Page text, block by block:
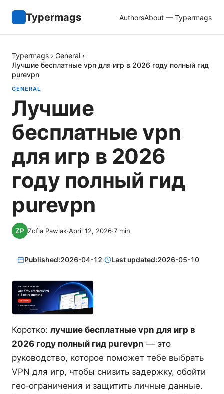
Typermags AuthorsAbout — Typermags
Typermags › General ›
Лучшие бесплатные vpn для игр в 2026 году полный гид
purevpn
GENERAL
Лучшие
бесплатные vpn
для игр в 2026
году полный гид
purevpn
Zofia Pawlak·April 12, 2026·7 min
Published:2026-04-12· Last updated:2026-05-10
Коротко: лучшие бесплатные vpn для игр в
2026 году полный гид purevpn — это
руководство, которое поможет тебе выбрать
VPN для игр, чтобы снизить задержку, обойти
гео‑ограничения и защитить личные данные.